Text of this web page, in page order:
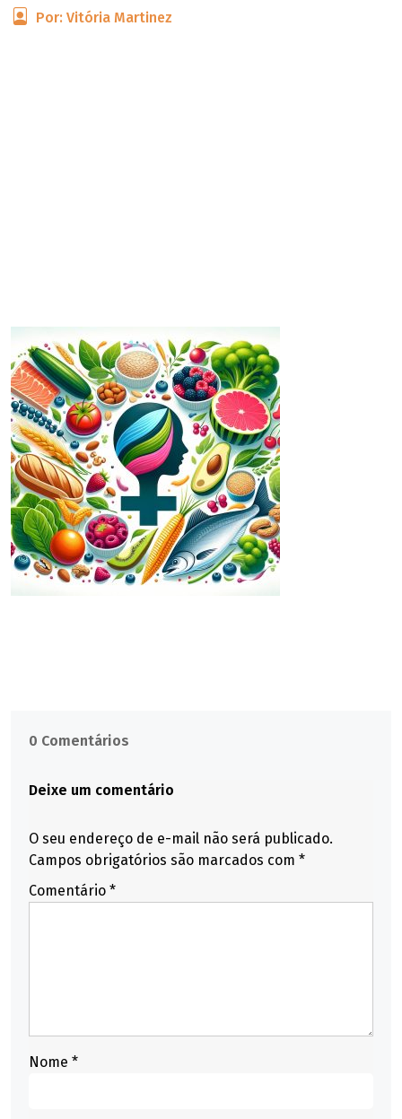
Por: Vitória Martinez
0 Comentários
Deixe um comentário
O seu endereço de e-mail não será publicado.
Campos obrigatórios são marcados com *
Comentário *
Nome *